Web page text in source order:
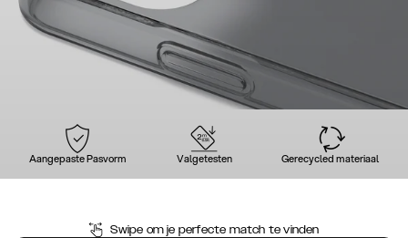
Aangepaste Pasvorm Valgetesten Gerecycled materiaal
Swipe om je perfecte match te vinden